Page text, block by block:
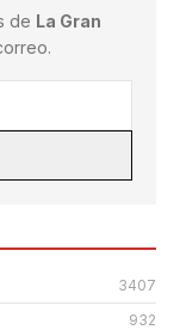
3407
932
de La Gran